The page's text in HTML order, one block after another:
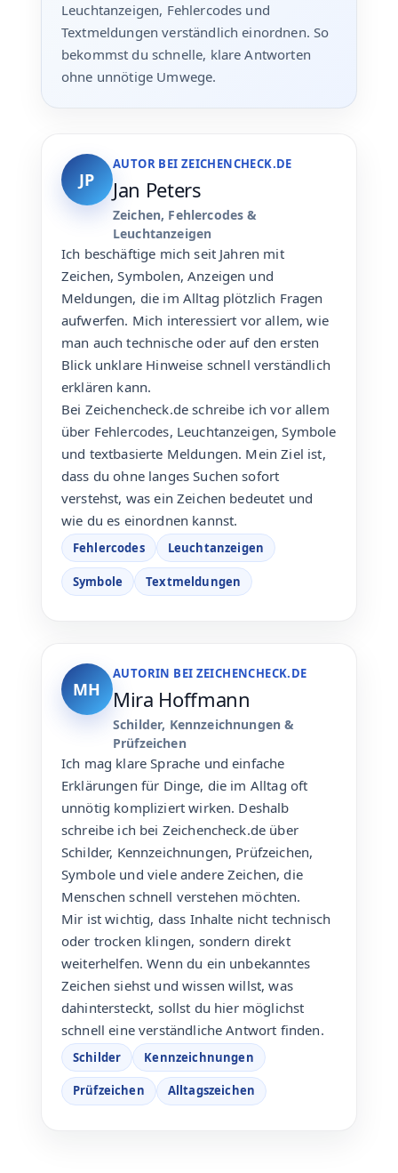
Leuchtanzeigen, Fehlercodes und
Textmeldungen verständlich einordnen. So
bekommst du schnelle, klare Antworten
ohne unnötige Umwege.
JP
AUTOR BEI ZEICHENCHECK.DE
Jan Peters
Zeichen, Fehlercodes &
Leuchtanzeigen
Ich beschäftige mich seit Jahren mit
Zeichen, Symbolen, Anzeigen und
Meldungen, die im Alltag plötzlich Fragen
aufwerfen. Mich interessiert vor allem, wie
man auch technische oder auf den ersten
Blick unklare Hinweise schnell verständlich
erklären kann.
Bei Zeichencheck.de schreibe ich vor allem
über Fehlercodes, Leuchtanzeigen, Symbole
und textbasierte Meldungen. Mein Ziel ist,
dass du ohne langes Suchen sofort
verstehst, was ein Zeichen bedeutet und
wie du es einordnen kannst.
Fehlercodes Leuchtanzeigen
Symbole Textmeldungen
MH
AUTORIN BEI ZEICHENCHECK.DE
Mira Hoffmann
Schilder, Kennzeichnungen &
Prüfzeichen
Ich mag klare Sprache und einfache
Erklärungen für Dinge, die im Alltag oft
unnötig kompliziert wirken. Deshalb
schreibe ich bei Zeichencheck.de über
Schilder, Kennzeichnungen, Prüfzeichen,
Symbole und viele andere Zeichen, die
Menschen schnell verstehen möchten.
Mir ist wichtig, dass Inhalte nicht technisch
oder trocken klingen, sondern direkt
weiterhelfen. Wenn du ein unbekanntes
Zeichen siehst und wissen willst, was
dahintersteckt, sollst du hier möglichst
schnell eine verständliche Antwort finden.
Schilder Kennzeichnungen
Prüfzeichen Alltagszeichen